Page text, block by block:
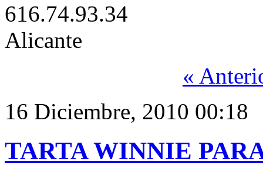
616.74.93.34
Alicante
«
16 Diciembre, 2010 00:18
TARTA WINNIE